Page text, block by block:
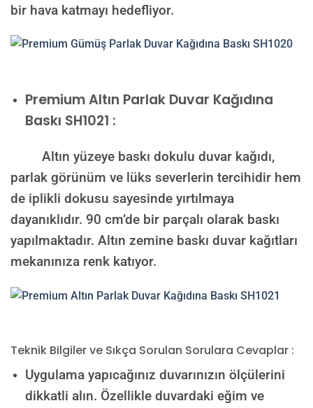
bir hava katmayı hedefliyor.
PremiumAltın Parlak Duvar Kağıdına
Baskı SH1021 :
Altın yüzeye baskı dokulu duvar kağıdı,
parlak görünüm ve lüks severlerin tercihidir hem
de iplikli dokusu sayesinde yırtılmaya
dayanıklıdır. 90 cm’de bir parçalı olarak baskı
yapılmaktadır. Altın zemine baskı duvar kağıtları
mekanınıza renk katıyor.
Teknik Bilgiler ve Sıkça Sorulan Sorulara Cevaplar :
Uygulama yapıcağınız duvarınızın ölçülerini
dikkatli alın. Özellikle duvardaki eğim ve